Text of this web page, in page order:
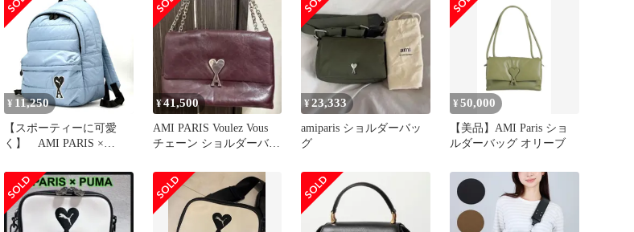
¥ 11,250
【スポーティーに可愛
く】 AMI PARIS ×
ュック ロゴ ナイロン バ
ックパック ライトブル
ー
¥41,500
AMI PARIS Voulez Vous
チェーン ショルダーバッ
¥23,333
amiparis ショルダーバッ
グ
¥50,000
【美品】AMI Paris ショ
ルダーバッグ オリーブ